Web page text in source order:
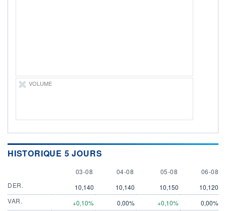
VOLUME
HISTORIQUE 5 JOURS
3 AUGUST
03-08 4 AUGUST
04-08 5 AUGUST
05-08 6
06-08
DER.
10,140 10,140 10,150
10,120
VAR.
+0,10% 0,00% +0,10%
0,00%